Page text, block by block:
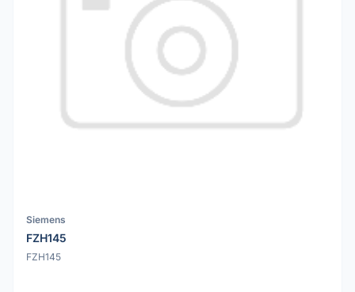
Siemens
FZH145
FZH145